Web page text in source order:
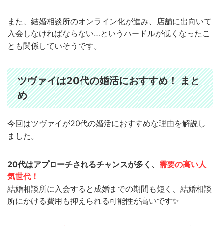
また、結婚相談所のオンライン化が進み、店舗に出向いて
入会しなければならない…というハードルが低くなったこ
とも関係していそうです。
ツヴァイは20代の婚活におすすめ！ まと
め
今回はツヴァイが20代の婚活におすすめな理由を解説し
ました。
20代はアプローチされるチャンスが多く、 需要の高い人
気世代！
結婚相談所に入会すると成婚までの期間も短く、結婚相談
所にかける費用も抑えられる可能性が高いです✨